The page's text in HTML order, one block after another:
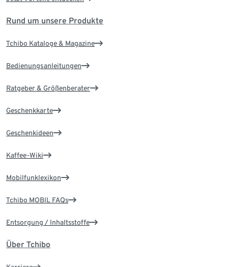
Rund um unsere Produkte
Tchibo Kataloge & Magazine
Bedienungsanleitungen
Ratgeber & Größenberater
Geschenkkarte
Geschenkideen
Kaffee-Wiki
Mobilfunklexikon
Tchibo MOBIL FAQs
Entsorgung / Inhaltsstoffe
Über Tchibo